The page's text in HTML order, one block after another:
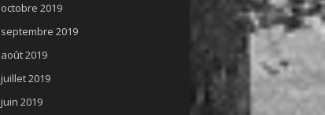
octobre 2019
septembre 2019
août 2019
juillet 2019
juin 2019